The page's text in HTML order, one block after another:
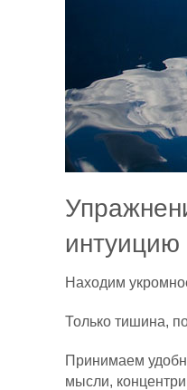
интуицию
Находим
Только тишина,
Принимаем
мысли,